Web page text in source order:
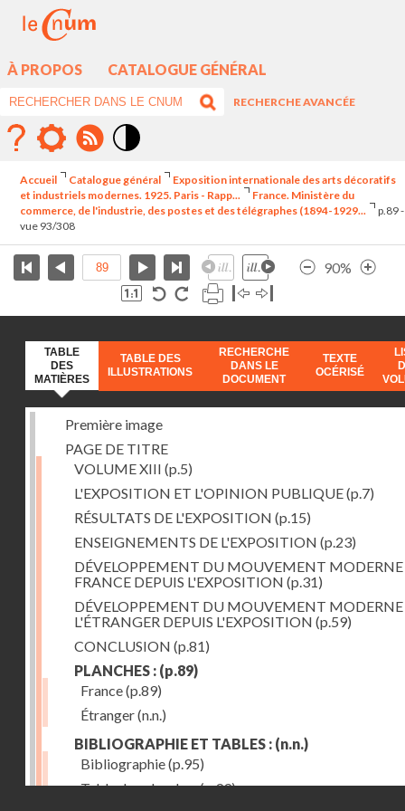
À PROPOS CATALOGUE GÉNÉRAL
RECHERCHE AVANCÉE
élévé
Accueil Catalogue général
Exposition internationale des arts décoratifs
et industriels modernes. 1925. Paris - Rapp...
France. Ministère du
commerce, de l'industrie, des postes et des télégraphes (1894-1929...
p.89 -
vue 93/308
90%
TABLE
DES
MATIÈRES
TABLE DES
ILLUSTRATIONS
RECHERCHE
DANS LE
DOCUMENT
TEXTE
OCÉRISÉ
Première image
PAGE DE TITRE
VOLUME XIII (p.5)
L'EXPOSITION ET L'OPINION PUBLIQUE(p.7)
RÉSULTATS DE L'EXPOSITION (p.15)
ENSEIGNEMENTS DE L'EXPOSITION (p.23)
DÉVELOPPEMENT DU MOUVEMENT
FRANCE DEPUIS L'EXPOSITION (p.31)
DÉVELOPPEMENT DU MOUVEMENT
L'ÉTRANGER DEPUIS L'EXPOSITION (p.59)
CONCLUSION (p.81)
PLANCHES : (p.89)
France(p.89)
Étranger(n.n.)
BIBLIOGRAPHIE ET TABLES : (n.n.)
Bibliographie(p.95)
Table des planches(p.99)